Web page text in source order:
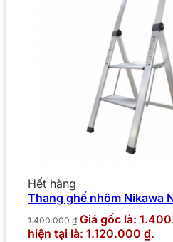
Hết hàng
Thang ghế nhôm Nikawa
1.400.000₫ Giá gốc là:
hiện tại là: 1.120.000 ₫.